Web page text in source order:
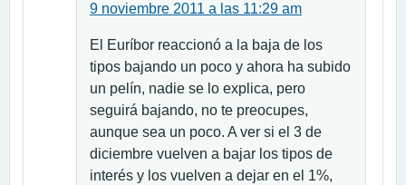
9 noviembre 2011 a las 11:29 am
El Euríbor reaccionó a la baja de los
tipos bajando un poco y ahora ha subido
un pelín, nadie se lo explica, pero
seguirá bajando, no te preocupes,
aunque sea un poco. A ver si el 3 de
diciembre vuelven a bajar los tipos de
interés y los vuelven a dejar en el 1%,